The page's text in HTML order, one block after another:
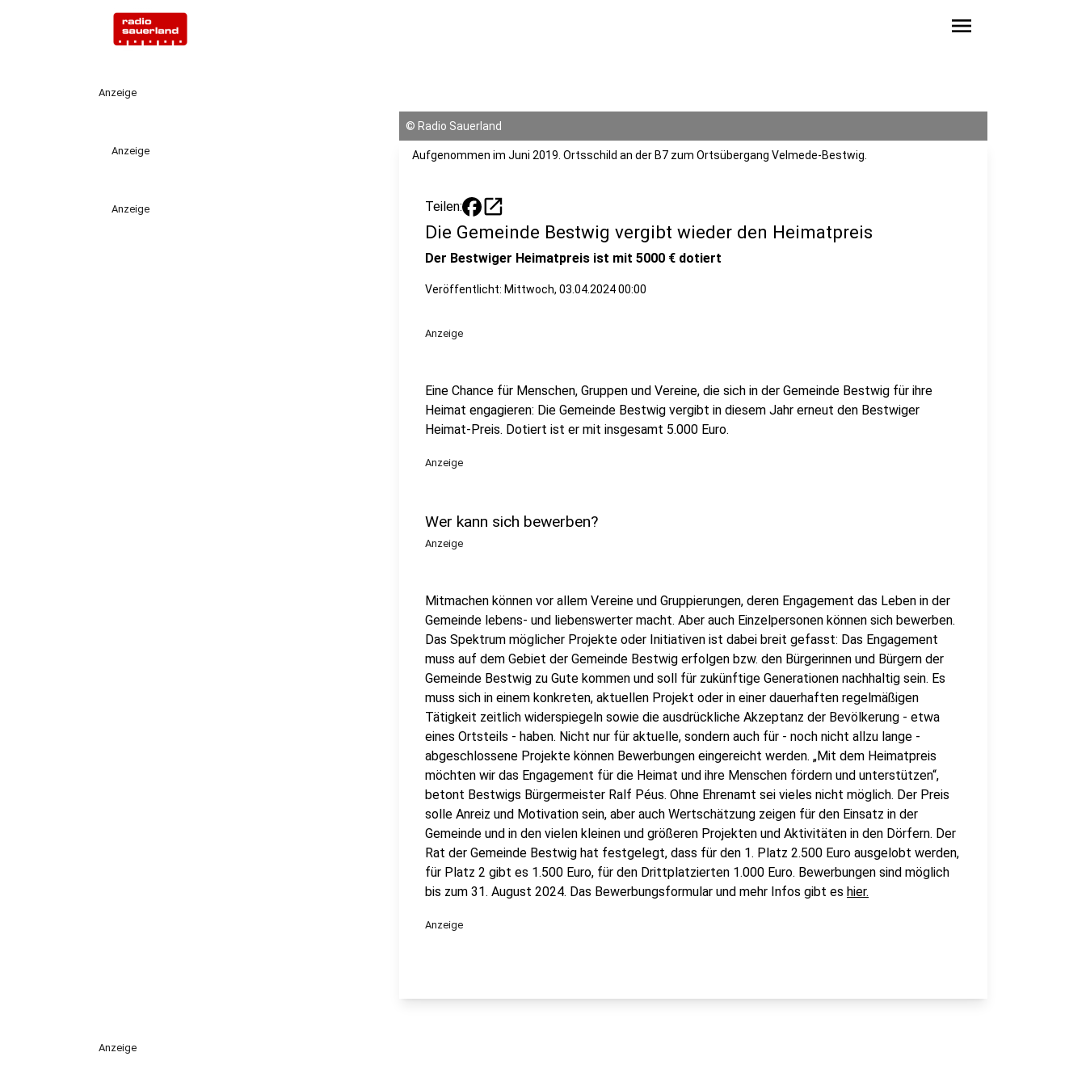
menu
Anzeige
Anzeige
Anzeige
© Radio Sauerland
Aufgenommen im Juni 2019. Ortsschild an der B7 zum Ortsübergang Velmede-Bestwig.
Teilen: open_in_new
Die Gemeinde Bestwig vergibt wieder den Heimatpreis
Der Bestwiger Heimatpreis ist mit 5000 € dotiert
Veröffentlicht: Mittwoch, 03.04.2024 00:00
Anzeige
Eine Chance für Menschen, Gruppen und Vereine, die sich in der Gemeinde Bestwig für ihre
Heimat engagieren: Die Gemeinde Bestwig vergibt in diesem Jahr erneut den Bestwiger
Heimat-Preis. Dotiert ist er mit insgesamt 5.000 Euro.
Anzeige
Wer kann sich bewerben?
Anzeige
Mitmachen können vor allem Vereine und Gruppierungen, deren Engagement das Leben in der
Gemeinde lebens- und liebenswerter macht. Aber auch Einzelpersonen können sich bewerben.
Das Spektrum möglicher Projekte oder Initiativen ist dabei breit gefasst: Das Engagement
muss auf dem Gebiet der Gemeinde Bestwig erfolgen bzw. den Bürgerinnen und Bürgern der
Gemeinde Bestwig zu Gute kommen und soll für zukünftige Generationen nachhaltig sein. Es
muss sich in einem konkreten, aktuellen Projekt oder in einer dauerhaften regelmäßigen
Tätigkeit zeitlich widerspiegeln sowie die ausdrückliche Akzeptanz der Bevölkerung - etwa
eines Ortsteils - haben. Nicht nur für aktuelle, sondern auch für - noch nicht allzu lange -
abgeschlossene Projekte können Bewerbungen eingereicht werden. „Mit dem Heimatpreis
möchten wir das Engagement für die Heimat und ihre Menschen fördern und unterstützen“,
betont Bestwigs Bürgermeister Ralf Péus. Ohne Ehrenamt sei vieles nicht möglich. Der Preis
solle Anreiz und Motivation sein, aber auch Wertschätzung zeigen für den Einsatz in der
Gemeinde und in den vielen kleinen und größeren Projekten und Aktivitäten in den Dörfern. Der
Rat der Gemeinde Bestwig hat festgelegt, dass für den 1. Platz 2.500 Euro ausgelobt werden,
für Platz 2 gibt es 1.500 Euro, für den Drittplatzierten 1.000 Euro. Bewerbungen sind möglich
bis zum 31. August 2024. Das Bewerbungsformular und mehr Infos gibt es hier.
Anzeige
Anzeige